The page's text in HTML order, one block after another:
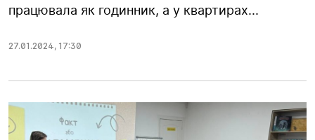
працювала як годинник, а у квартирах...
27.01.2024, 17:30